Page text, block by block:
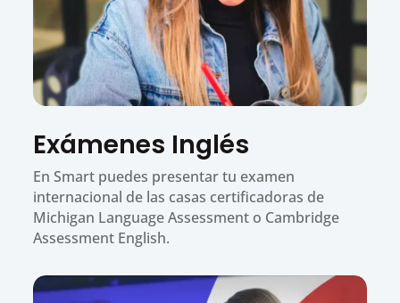
Exámenes Inglés
En Smart puedes presentar tu examen
internacional de las casas certificadoras de
Michigan Language Assessment o Cambridge
Assessment English.